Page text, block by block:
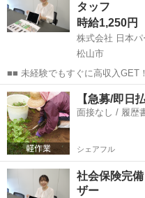
とつもありませんので未経験...
タッフ
時給1,250円
株式会社 日本
松山市
■■ 未経験でもすぐに高収入GET
なので、すぐに高収入!! 社員登
なんてキャリアアップも目指せます!! ■■ 来社不要！カンタ
録!! ■■...
愛媛 松山市 店長
【急募/即日
面接なし / 履歴
シェアフル
社会保険完
ザー